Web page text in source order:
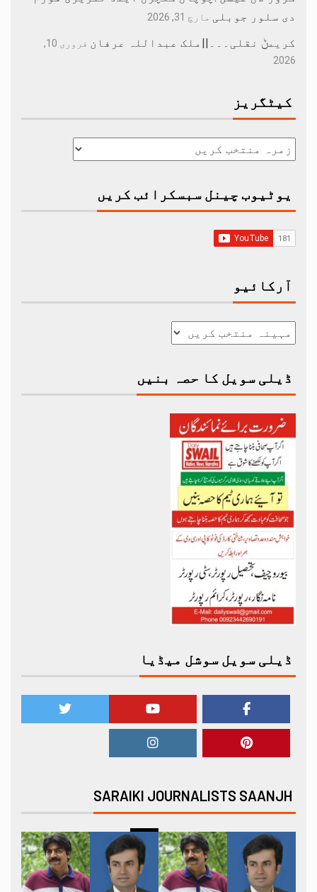
دی سلور جوبلی مارچ 31, 2026
کریمݨ نقلی۔۔۔||ملک عبداللہ عرفان
فروری 10,
2026
کیٹگریز
یوٹیوب چینل سبسکرائب کریں
آرکائیو
ڈیلی سویل کا حصہ بنیں
ڈیلی سویل سوشل میڈیا
SARAIKI JOURNALISTS SAANJH